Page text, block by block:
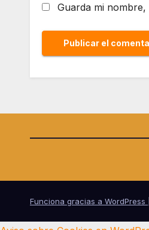
Guarda mi
Funciona gracias a WordPress